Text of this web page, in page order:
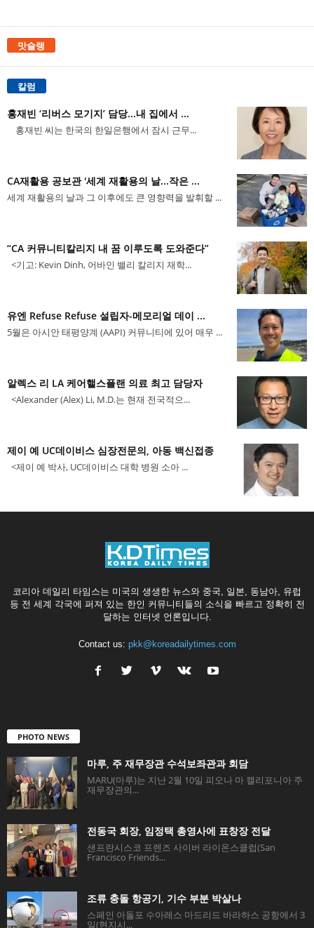
맛슐랭
칼럼
홍재빈 ‘리버스 모기지’ 담당...내 집에서 ...
홍재빈 씨는 한국의 한일은행에서 잠시 근무...
CA재활용 공보관 '세계 재활용의 날...작은 ...
세계 재활용의 날과 그 이후에도 큰 영향력을 발휘할 ...
“CA 커뮤니티칼리지 내 꿈 이루도록 도와준다”
<기고: Kevin Dinh, 어바인 밸리 칼리지 재학...
유엔 Refuse Refuse 설립자-메모리얼 데이 ...
5월은 아시안 태평양계 (AAPI) 커뮤니티에 있어 매우 ...
알렉스 리 LA 케어핼스플랜 의료 최고 담당자
<Alexander (Alex) Li, M.D.는 현재 전국적으...
제이 예 UC데이비스 심장전문의, 아동 백신접종
<제이 예 박사, UC데이비스 대학 병원 소아 ...
코리아 데일리 타임스는 미국의 생생한 뉴스와 중국, 일본, 동남아, 유럽
등 전 세계 각국에 퍼져 있는 한인 커뮤니티들의 소식을 빠르고 정확히 전
달하는 인터넷 언론입니다.
Contact us: pkk@koreadailytimes.com
PHOTO NEWS
마루, 주 재무장관 수석보좌관과 회담
MARU(마루)는 지난 2월 10일 피오나 마 캘리포니아 주
재무장관의...
전동국 회장, 임정택 총영사에 표창장 전달
샌프란시스코 프렌즈 사이버 라이온스클럽(San
Francisco Friends...
조류 충돌 항공기, 기수 부분 박살나
스페인 아돌포 수아레스 마드리드 바라하스 공항에서 3
일(현지시...